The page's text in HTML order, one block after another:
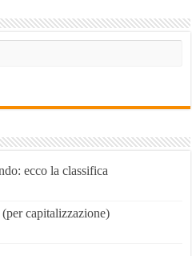
ecco la classifica
capitalizzazione)